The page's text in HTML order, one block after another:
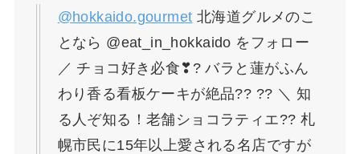
@hokkaido.gourmet 北海道グルメのこ
となら @eat_in_hokkaido をフォロー
／ チョコ好き必食❣? バラと蓮がふん
わり香る看板ケーキが絶品?? ?? ＼ 知
る人ぞ知る！老舗ショコラティエ?? 札
幌市民に15年以上愛される名店ですが